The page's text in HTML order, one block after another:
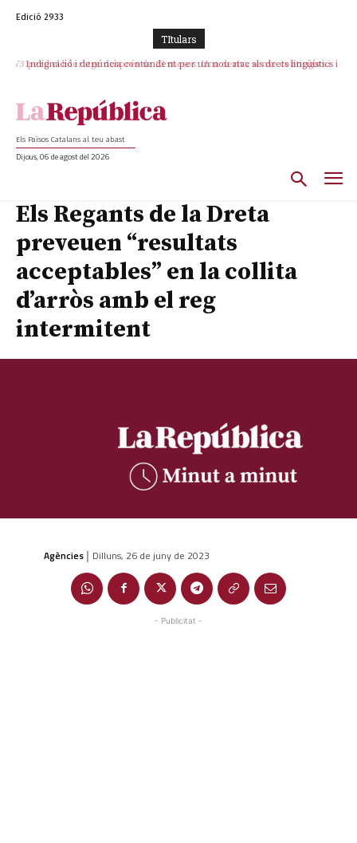
Edició 2933
TItulars
Indignació i denúncia contundent per un nou atac als drets lingüístics i a
Els Països Catalans al teu abast
Dijous, 06 de agost del 2026
Els Regants de la Dreta
preveuen “resultats
acceptables” en la collita
d’arròs amb el reg
intermitent
Agències | Dilluns, 26 de juny de 2023
- Publicitat -